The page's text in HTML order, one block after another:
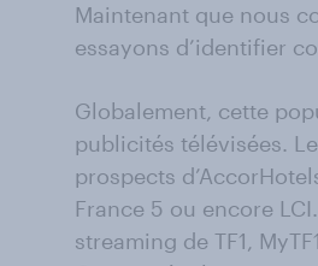
Maintenant que nous
essayons d’identifier
Globalement, cette
publicités télévisées.
prospects
France 5 ou encore
streaming de TF1,